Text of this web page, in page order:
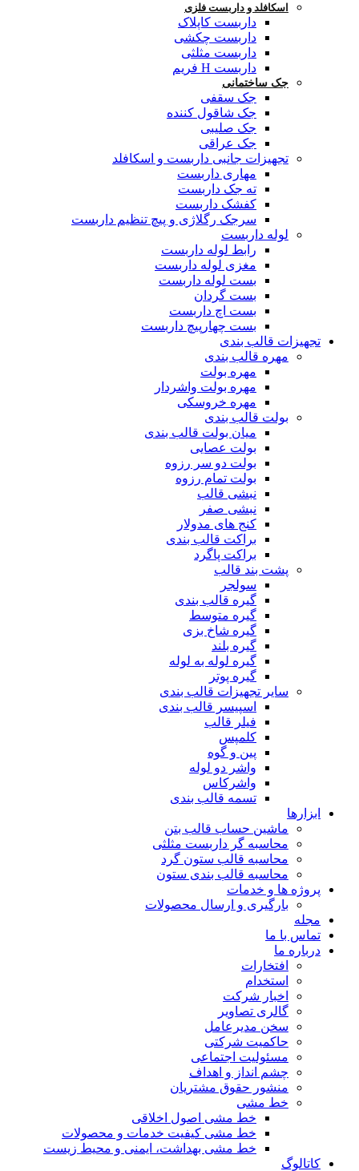
اسکافلد و داربست فلزی
داربست کاپلاک
داربست چکشی
داربست مثلثی
داربست H فریم
جک ساختمانی
جک سقفی
جک شاقول کننده
جک صلیبی
جک عراقی
تجهیزات جانبی داربست و اسکافلد
مهاری داربست
ته جک داربست
کفشک داربست
سرجک رگلاژی و پیچ تنظیم داربست
لوله داربست
رابط لوله داربست
مغزی لوله داربست
بست لوله داربست
بست گردان
بست اچ داربست
بست چهارپیچ داربست
تجهیزات قالب بندی
مهره قالب بندی
مهره بولت
مهره بولت واشردار
مهره خروسکی
بولت قالب بندی
میان بولت قالب بندی
بولت عصایی
بولت دو سر رزوه
بولت تمام رزوه
نبشی قالب
نبشی صفر
کنج های مدولار
براکت قالب بندی
براکت پاگرد
پشت بند قالب
سولجر
گیره قالب بندی
گیره متوسط
گیره شاخ بزی
گیره بلند
گیره لوله به لوله
گیره پوتر
سایر تجهیزات قالب بندی
اسپیسر قالب بندی
فیلر قالب
کلمپس
پین و گوه
واشر دو لوله
واشرکاس
تسمه قالب بندی
ابزارها
ماشین حساب قالب بتن
محاسبه گر داربست مثلثی
محاسبه قالب ستون گرد
محاسبه قالب بندی ستون
پروژه ها و خدمات
بارگیری و ارسال محصولات
مجله
تماس با ما
درباره ما
افتخارات
استخدام
اخبار شرکت
گالری تصاویر
سخن مدیرعامل
حاکمیت شرکتی
مسئولیت اجتماعی
چشم انداز و اهداف
منشور حقوق مشتریان
خط مشی
خط مشی اصول اخلاقی
خط مشی کیفیت خدمات و محصولات
خط مشی بهداشت، ایمنی و محیط زیست
کاتالوگ